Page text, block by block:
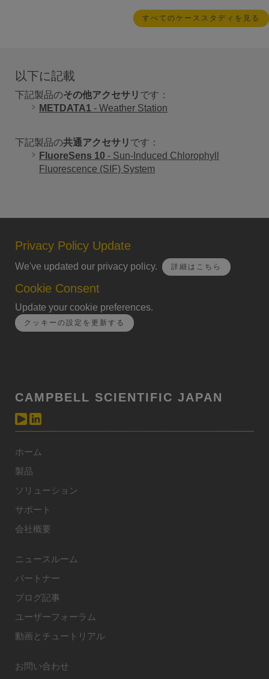
すべてのケーススタディを見る
以下に記載
下記製品のその他アクセサリ です：
METDATA1 - Weather Station
下記製品の共通アクセサリ です：
FluoreSens 10 - Sun-Induced Chlorophyll
Fluorescence (SIF) System
Privacy Policy Update
We've updated our privacy policy. 詳細はこちら
Cookie Consent
Update your cookie preferences.
クッキーの設定を更新する
CAMPBELL SCIENTIFIC JAPAN
ホーム
製品
ソリューション
サポート
会社概要
ニュースルーム
パートナー
ブログ記事
ユーザーフォーラム
動画とチュートリアル
お問い合わせ